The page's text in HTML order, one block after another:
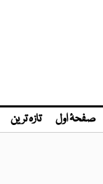
صفحۂ اول تازہ ترین